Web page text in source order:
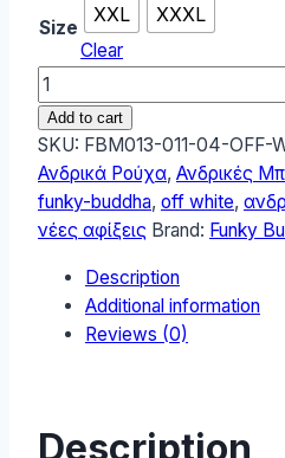
Size
XXL XXXL
Clear
Funky
Buddha
Ανδρικό
T-
Shirt
FBM013-
04-
OFF-
WHITE
Add to cart
SKU: FBM013-011-04-OFF-
Ανδρικά Ρούχα, Ανδρικές
funky-buddha, off white,
νέες αφίξεις Brand: Funky
Description
Additional information
Reviews (0)
Description